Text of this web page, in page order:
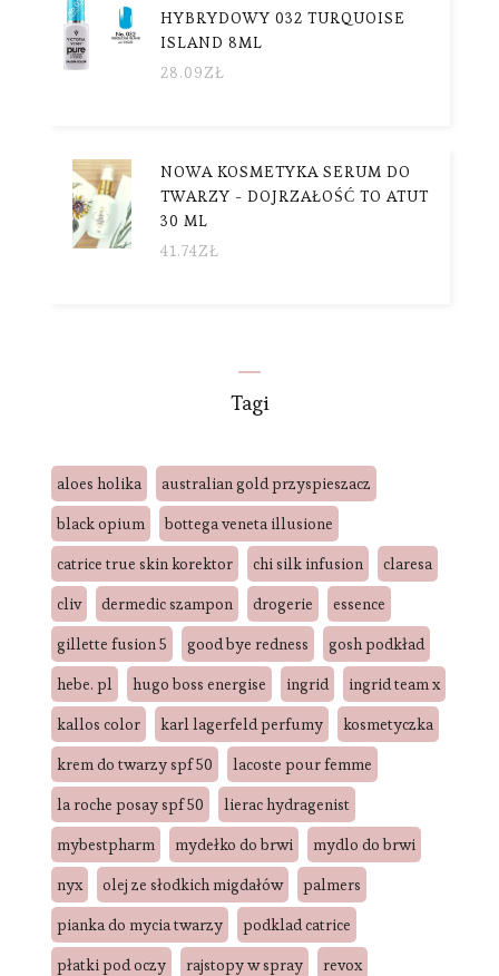
HYBRYDOWY 032 TURQUOISE
ISLAND 8ML
28.09ZŁ
NOWA KOSMETYKA SERUM DO
TWARZY - DOJRZAŁOŚĆ TO ATUT
30 ML
41.74ZŁ
Tagi
aloes holika
australian gold przyspieszacz
black opium
bottega veneta illusione
catrice true skin korektor
chi silk infusion
claresa
cliv
dermedic szampon drogerie
essence
gillette fusion 5
good bye redness
gosh podkład
hebe. pl
hugo boss energise ingrid
ingrid team x
kallos color
karl lagerfeld perfumy
kosmetyczka
krem do twarzy spf 50
lacoste pour femme
la roche posay spf 50
lierac hydragenist
mybestpharm
mydełko do brwi
mydlo do brwi
nyx
olej ze słodkich migdałów
palmers
pianka do mycia twarzy
podklad catrice
płatki pod oczy
rajstopy w spray
revox